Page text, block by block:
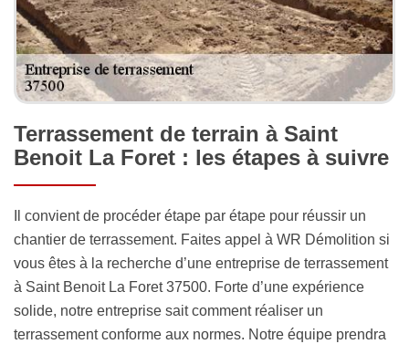
Terrassement de terrain à Saint
Benoit La Foret : les étapes à suivre
Il convient de procéder étape par étape pour réussir un
chantier de terrassement. Faites appel à WR Démolition si
vous êtes à la recherche d’une entreprise de terrassement
à Saint Benoit La Foret 37500. Forte d’une expérience
solide, notre entreprise sait comment réaliser un
terrassement conforme aux normes. Notre équipe prendra